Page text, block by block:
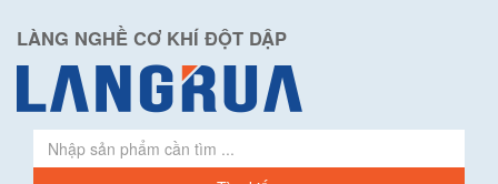
LÀNG NGHỀ CƠ KHÍ ĐỘT DẬP